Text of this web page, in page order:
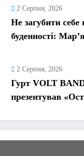
2 Серпня, 2026
Не загубити себе
буденності:
2 Серпня, 2026
Гурт VOLT
презентував
спогади